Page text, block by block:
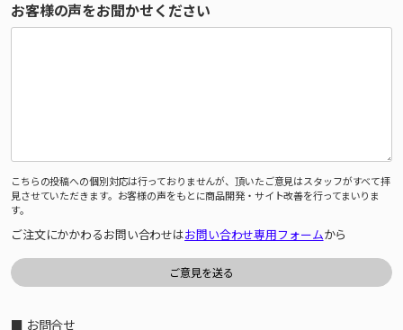
お客様の声をお聞かせください
こちらの投稿への個別対応は行っておりませんが、頂いたご意見はスタッフがすべて拝
見させていただきます。お客様の声をもとに商品開発・サイト改善を行ってまいりま
す。
ご注文にかかわるお問い合わせはお問い合わせ専用フォームから
■ お問合せ